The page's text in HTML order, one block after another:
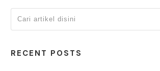
RECENT POSTS